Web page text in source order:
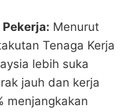
Menurut
Tenaga Kerja
lebih suka
jauh dan kerja
menjangkakan